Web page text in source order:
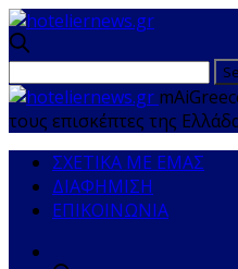
τους επισκέπτες της
ΣΧΕΤΙΚΑ ΜΕ ΕΜΑΣ
ΔΙΑΦΗΜΙΣΗ
ΕΠΙΚΟΙΝΩΝΙΑ